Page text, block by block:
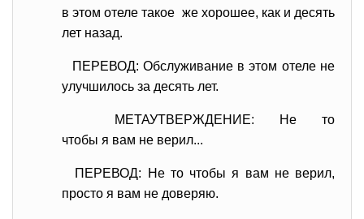
в этом отеле такое же хорошее, как и десять
лет назад.
ПЕРЕВОД: Обслуживание в этом отеле не
улучшилось за десять лет.
МЕТАУТВЕРЖДЕНИЕ: Не то
чтобы я вам не верил...
ПЕРЕВОД: Не то чтобы я вам не верил,
просто я вам не доверяю.